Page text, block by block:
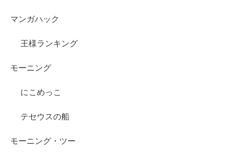
マンガハック
王様ランキング
モーニング
にこめっこ
テセウスの船
モーニング・ツー